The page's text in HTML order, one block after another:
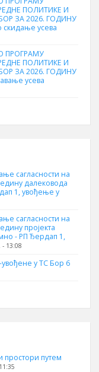
ПОЛИТИКЕ И
ЗА 2026. ГОДИНУ
усева
ПРОГРАМУ
ПОЛИТИКЕ И
ЗА 2026. ГОДИНУ
усева
сагласности на
далековода
1, увођење у
сагласности на
пројекта
- РП Ђердап 1,
- 13:08
увођене у ТС Бор 6
простори путем